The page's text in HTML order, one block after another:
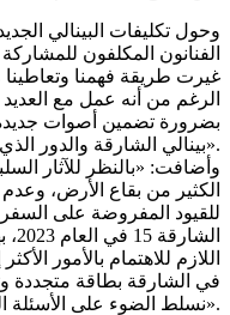
وحول تكليفات البينالي
الفنانون المكلفون
غيرت طريقة فهمنا
الرغم من أنه عمل مع العديد
بضرورة تضمين أصوات
بينالي الشارقة والدور الذي يمكن أن يلعبه».
وأضافت: «بالنظر للآثار
الكثير من بقاع الأرض،
للقيود المفروضة على
اللازم للاهتمام بالأمور
في الشارقة بطاقة متجددة
نسلط الضوء على الأسئلة الملحة والقضايا الأكثر تعقيداً».